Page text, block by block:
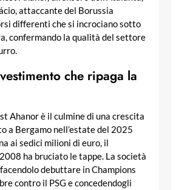
attaccante del Borussia
differenti che si incrociano sotto
confermando la qualità del settore
che ripaga la
Ahanor è il culmine di una crescita
a Bergamo nell’estate del 2025
ai sedici milioni di euro, il
ha bruciato le tappe. La società
debuttare in Champions
contro il PSG e concedendogli